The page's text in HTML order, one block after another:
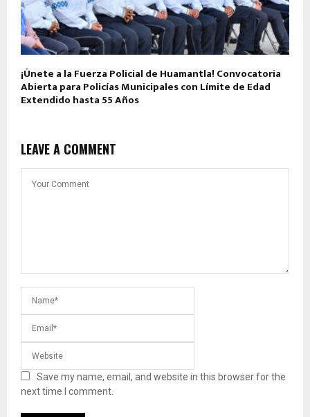
¡Únete a la Fuerza Policial de Huamantla! Convocatoria
Abierta para Policías Municipales con Límite de Edad
Extendido hasta 55 Años
LEAVE A COMMENT
Save my name, email, and website in this browser for the
next time I comment.